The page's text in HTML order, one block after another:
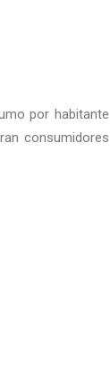
por habitante
consumidores